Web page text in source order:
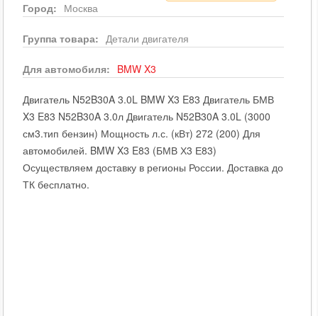
Город: Москва
Группа товара: Детали двигателя
Для автомобиля: BMW X3
Двигатель N52B30A 3.0L BMW X3 E83 Двигатель БМВ
X3 E83 N52B30A 3.0л Двигатель N52B30A 3.0L (3000
см3.тип бензин) Мощность л.с. (кВт) 272 (200) Для
автомобилей. BMW X3 E83 (БМВ Х3 Е83)
Осуществляем доставку в регионы России. Доставка до
ТК бесплатно.